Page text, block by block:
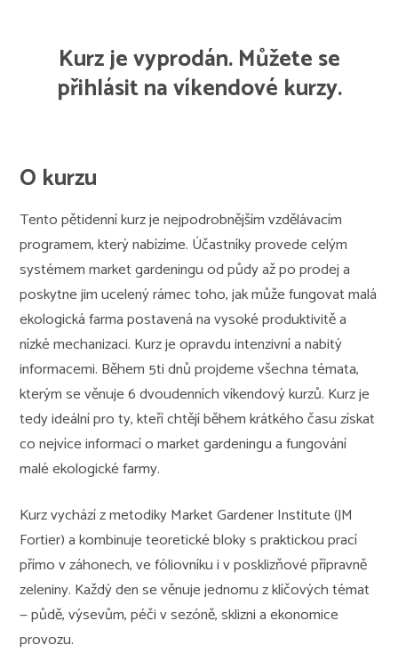
Kurz je vyprodán. Můžete se
přihlásit na víkendové kurzy.
O kurzu
Tento pětidenní kurz je nejpodrobnějším vzdělávacím
programem, který nabízíme. Účastníky provede celým
systémem market gardeningu od půdy až po prodej a
poskytne jim ucelený rámec toho, jak může fungovat malá
ekologická farma postavená na vysoké produktivitě a
nízké mechanizaci. Kurz je opravdu intenzivní a nabitý
informacemi. Během 5ti dnů projdeme všechna témata,
kterým se věnuje 6 dvoudenních víkendový kurzů. Kurz je
tedy ideální pro ty, kteří chtějí během krátkého času získat
co nejvíce informací o market gardeningu a fungování
malé ekologické farmy.
Kurz vychází z metodiky Market Gardener Institute (JM
Fortier) a kombinuje teoretické bloky s praktickou prací
přímo v záhonech, ve fóliovníku i v posklizňové přípravně
zeleniny. Každý den se věnuje jednomu z klíčových témat
— půdě, výsevům, péči v sezóně, sklizni a ekonomice
provozu.